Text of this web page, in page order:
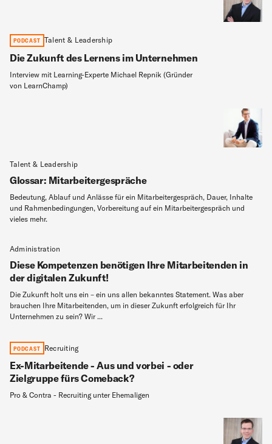
Administration
Diese Kompetenzen benötigen Ihre Mitarbeitenden in
der digitalen Zukunft!
Die Zukunft holt uns ein – ein uns allen bekanntes Statement. Was aber
brauchen Ihre Mitarbeitenden, um in dieser Zukunft erfolgreich für Ihr
Unternehmen zu sein? Wir ...
PODCAST Recruiting
Ex-Mitarbeitende - Aus und vorbei - oder
Zielgruppe fürs Comeback?
Pro & Contra - Recruiting unter Ehemaligen
PODCAST Talent & Leadership
Die Zukunft des Lernens im Unternehmen
Interview mit Learning-Experte Michael Repnik (Gründer
von LearnChamp)
Talent & Leadership
Glossar: Mitarbeitergespräche
Bedeutung, Ablauf und Anlässe für ein Mitarbeitergespräch, Dauer, Inhalte
und Rahmenbedingungen, Vorbereitung auf ein Mitarbeitergespräch und
vieles mehr.